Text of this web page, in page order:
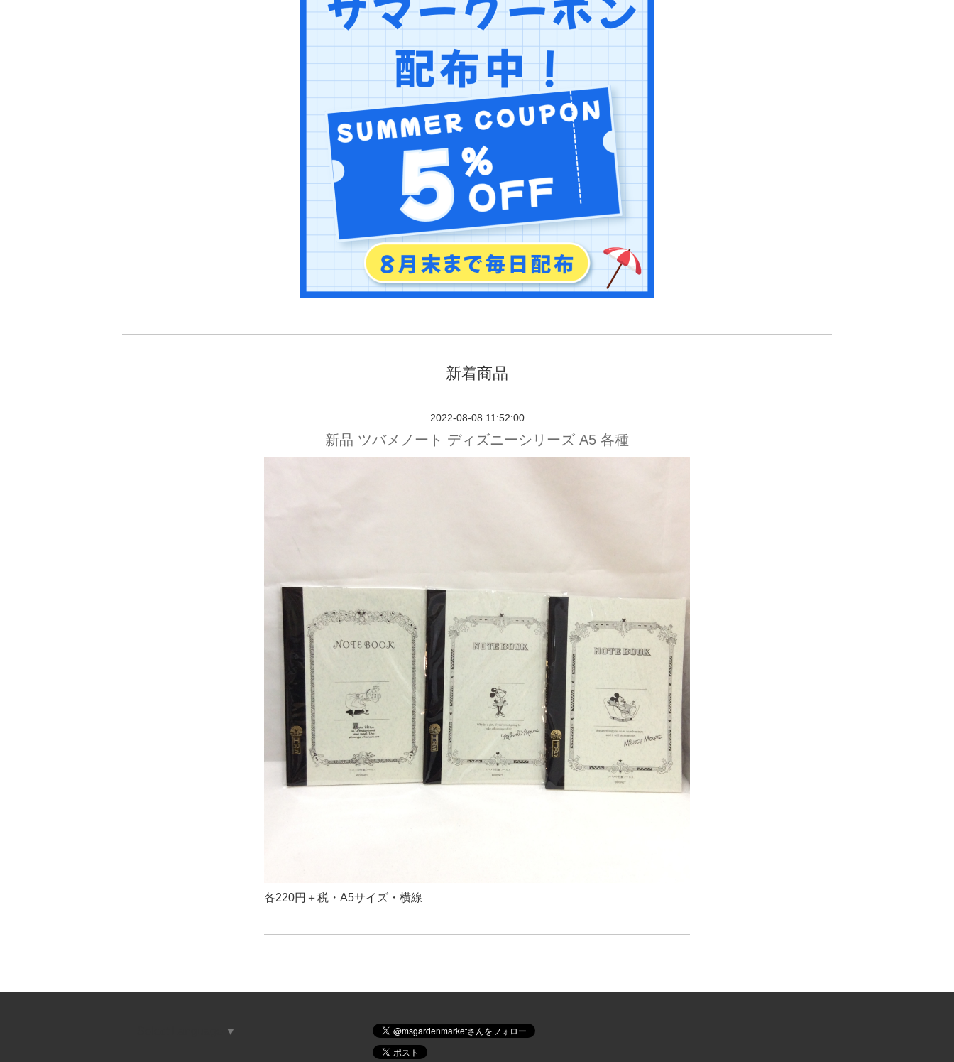
新着商品
2022-08-08 11:52:00
新品 ツバメノート ディズニーシリーズ A5 各種
各220円＋税・A5サイズ・横線
▼